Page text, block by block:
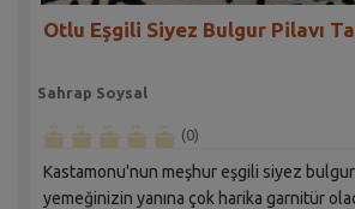
Otlu Eşgili Siyez Bulgur Pilavı
Sahrap Soysal
(0)
Kastamonu'nun meşhur eşgili siyez bulgur
yemeğinizin yanına çok harika garnitür